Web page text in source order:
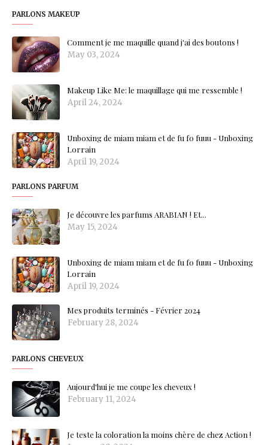
PARLONS MAKEUP
Comment je me maquille quand j'ai des boutons !
May 03, 2024
Makeup Like Me: le maquillage qui me ressemble !
April 24, 2024
Unboxing de miam miam et de fu fo fuuu - Unboxing
Lorrain
April 19, 2024
PARLONS PARFUM
Je découvre les parfums ARABIAN ! Et...
May 15, 2024
Unboxing de miam miam et de fu fo fuuu - Unboxing
Lorrain
April 19, 2024
Mes produits terminés - Février 2024
February 28, 2024
PARLONS CHEVEUX
Aujourd'hui je me coupe les cheveux !
February 11, 2024
Je teste la coloration la moins chère de chez Action !